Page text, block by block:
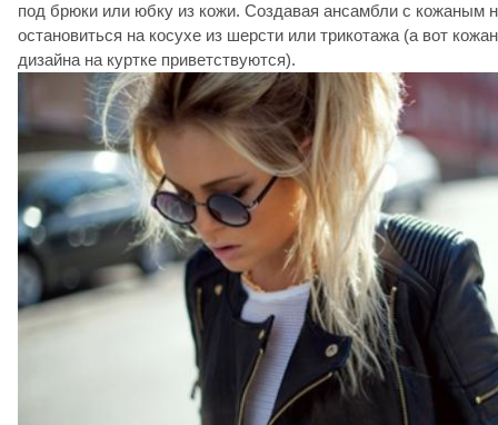
под брюки или юбку из кожи. Создавая ансамбли с кожаным
остановиться на косухе из шерсти или трикотажа (а вот
дизайна на куртке приветствуются).